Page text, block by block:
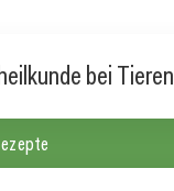
bei Tieren